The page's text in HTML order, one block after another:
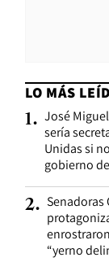
LO MÁS
1. José
sería
Unidas si
gobierno
2. Senadoras
“yerno